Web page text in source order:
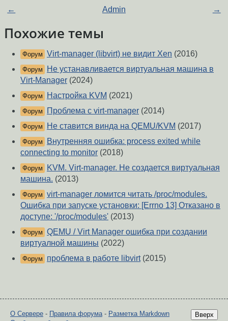
← Admin →
Похожие темы
Форум Virt-manager (libvirt) не видит Xen (2016)
Форум
Не устанавливается виртуальная машина в
Virt-Manager (2024)
Форум Настройка KVM (2021)
Форум Проблема с virt-manager (2014)
Форум Не ставится винда на QEMU/KVM (2017)
Форум
Внутренняя ошибка: process exited while
connecting to monitor (2018)
Форум
KVM. Virt-manager. Не создается виртуальная
машина. (2013)
Форум virt-manager ломится читать /proc/modules.
Ошибка при запуске установки: [Errno 13] Отказано в
доступе: '/proc/modules' (2013)
Форум QEMU / Virt Manager ошибка при создании
виртуалной машины (2022)
Форум проблема в работе libvirt(2015)
Вверх
О Сервере - Правила форума- Разметка Markdown